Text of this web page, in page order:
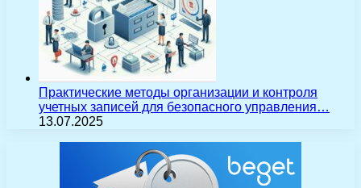
Практические методы организации и контроля
учетных записей для безопасного управления…
13.07.2025